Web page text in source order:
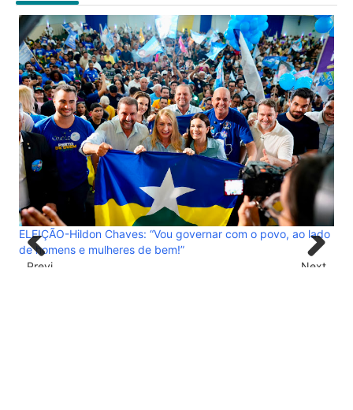
ELEIÇÃO-Hildon Chaves: “Vou governar com o povo, ao lado
de homens e mulheres de bem!”
Previ
Next